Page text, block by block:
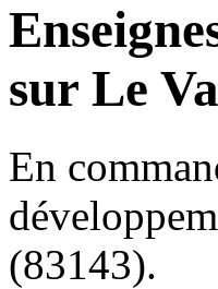
sur Le
En
(83143).